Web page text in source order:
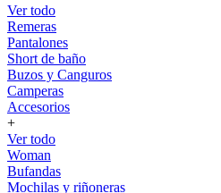
Ver todo
Remeras
Pantalones
Short de baño
Buzos y Canguros
Camperas
Accesorios
+
Ver todo
Woman
Bufandas
Mochilas y riñoneras